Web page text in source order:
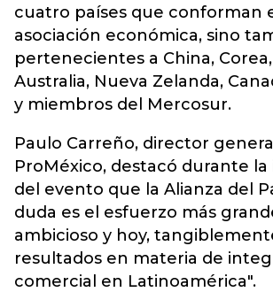
cuatro países que conforman
asociación económica, sino
pertenecientes a China,
Australia, Nueva Zelanda,
y miembros del Mercosur.
Paulo Carreño, director
ProMéxico, destacó durante
del evento que la Alianza del
duda es el esfuerzo más
ambicioso y hoy,
resultados en materia de
comercial en Latinoamérica".